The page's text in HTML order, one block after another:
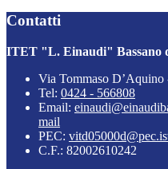
Contatti
ITET "L. Einaudi" Bassano
Via Tommaso D’Aquino
Tel: 0424 - 566808
Email:
mail
PEC:
C.F.: 82002610242